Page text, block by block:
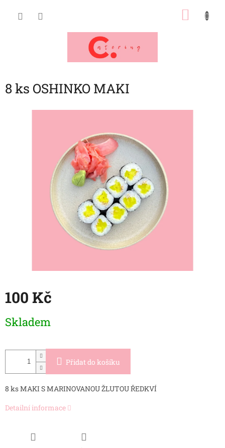
8 ks OSHINKO MAKI
100 Kč
cena:
Skladem
Přidat do košíku
8 ks MAKI S MARINOVANOU ŽLUTOU ŘEDKVÍ
Detailní informace